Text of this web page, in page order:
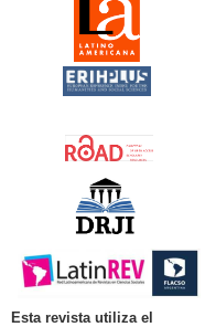
Esta revista utiliza el